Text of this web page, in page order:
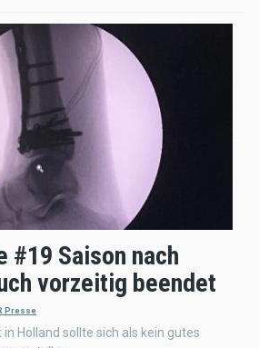
#19 Saison nach
vorzeitig beendet
Presse
in Holland sollte sich als kein gutes